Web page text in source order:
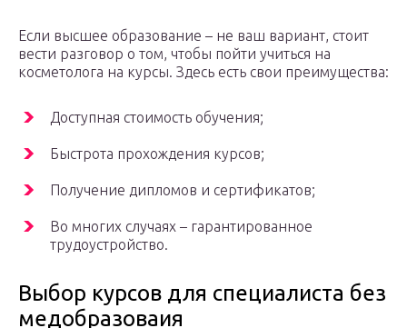
Если высшее образование – не ваш вариант, стоит
вести разговор о том, чтобы пойти учиться на
косметолога на курсы. Здесь есть свои преимущества:
Доступная стоимость обучения;
Быстрота прохождения курсов;
Получение дипломов и сертификатов;
Во многих случаях – гарантированное
трудоустройство.
Выбор курсов для специалиста без
медобразоваия